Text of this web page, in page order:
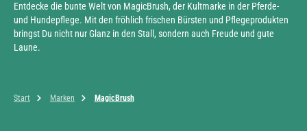
Entdecke die bunte Welt von MagicBrush, der Kultmarke in der Pferde-
und Hundepflege. Mit den fröhlich frischen Bürsten und Pflegeprodukten
bringst Du nicht nur Glanz in den Stall, sondern auch Freude und gute
Laune.
Start Marken MagicBrush